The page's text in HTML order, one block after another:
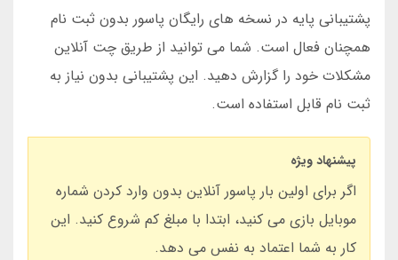
پشتیبانی پایه در نسخه های رایگان پاسور بدون ثبت نام
همچنان فعال است. شما می توانید از طریق چت آنلاین
مشکلات خود را گزارش دهید. این پشتیبانی بدون نیاز به
ثبت نام قابل استفاده است.
پیشنهاد ویژه
اگر برای اولین بار پاسور آنلاین بدون وارد کردن شماره
موبایل بازی می کنید، ابتدا با مبلغ کم شروع کنید. این
کار به شما اعتماد به نفس می دهد.